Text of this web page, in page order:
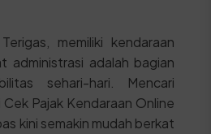
memiliki kendaraan
administrasi adalah bagian
sehari-hari. Mencari
Pajak Kendaraan Online
kini semakin mudah berkat